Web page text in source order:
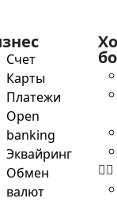
Счет
Карты
Платежи
Open
banking
Эквайринг
Обмен
валют
функции.
карты. К
пени.
просрочки
для
его
в